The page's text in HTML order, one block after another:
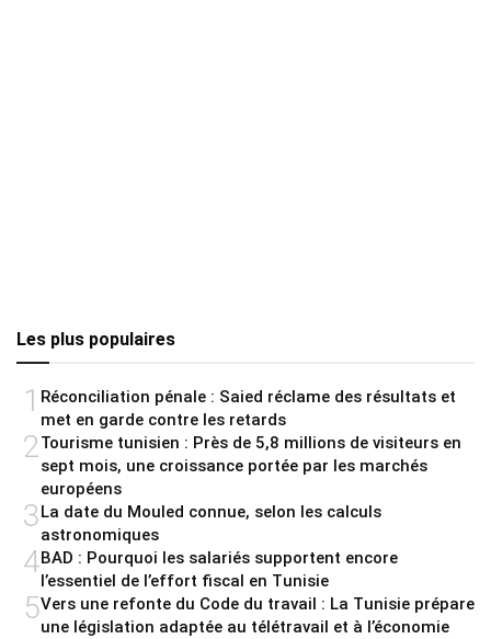
Les plus populaires
1 Réconciliation pénale : Saied réclame des résultats et
met en garde contre les retards
2Tourisme tunisien : Près de 5,8 millions de visiteurs en
sept mois, une croissance portée par les marchés
européens
3 La date du Mouled connue, selon les calculs
astronomiques
4BAD : Pourquoi les salariés supportent encore
l’essentiel de l’effort fiscal en Tunisie
5Vers une refonte du Code du travail : La Tunisie prépare
une législation adaptée au télétravail et à l’économie